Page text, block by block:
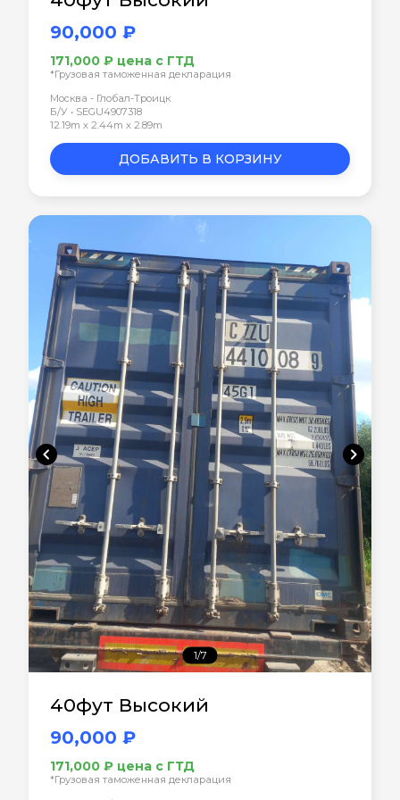
90,000 ₽
171,000 ₽ цена с ГТД
*Грузовая таможенная декларация
Москва - Глобал-Троицк
Б/У • SEGU4907318
12.19m x 2.44m x 2.89m
ДОБАВИТЬ В КОРЗИНУ
chevron_left chevron_right
1/7
40фут Высокий
90,000 ₽
171,000 ₽ цена с ГТД
*Грузовая таможенная декларация